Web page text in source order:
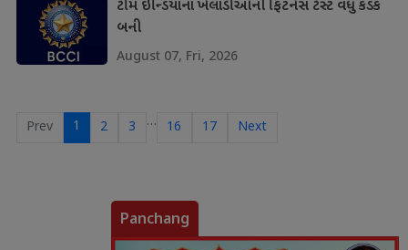
ટીમ ઇન્ડિયાના ખેલાડીઓની ફિટનેસ ટેસ્ટ વધુ કડક
બની
August 07, Fri, 2026
Prev 1 2 3 … 16 17 Next
Panchang